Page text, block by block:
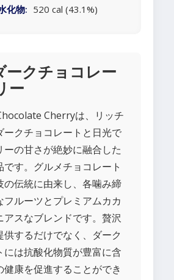
化物: 520 cal (43.1%)
ークチョコレー
ー
Cherryは、リッチ
ークチョコレートと日光で
ーの甘さが絶妙に融合した
す。グルメチョコレート
の伝統に由来し、各噛み締
フルーツとプレミアムカカ
アスなブレンドです。贅沢
供するだけでなく、ダーク
には抗酸化物質が豊富に含
健康を促進することができ